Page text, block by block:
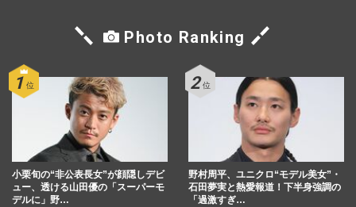
Photo Ranking
小栗旬の“非公表長女”が顔隠しデビ
ュー、透ける山田優の「スーパーモ
デルに」野…
野村周平、ユニクロ“モデル美女”・
石田夢実と熱愛報道！下半身強調の
「過激すぎ…